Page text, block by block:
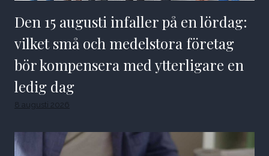
Den 15 augusti infaller på en lördag:
vilket små och medelstora företag
bör kompensera med ytterligare en
ledig dag
8 augusti 2026